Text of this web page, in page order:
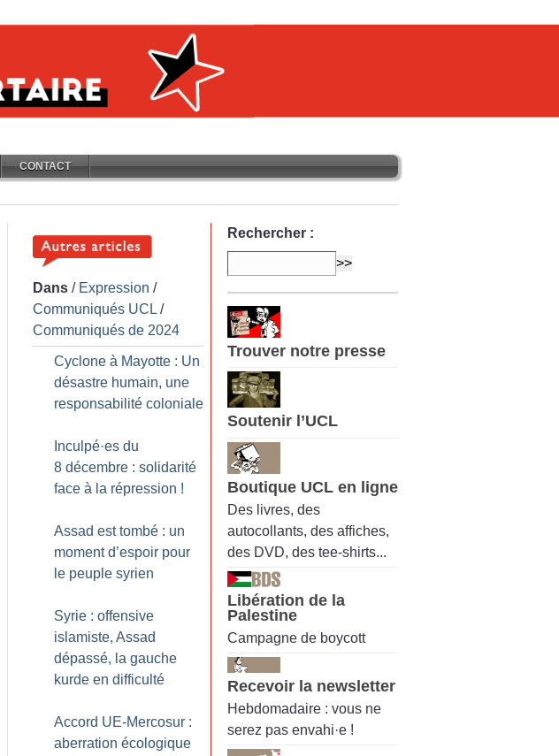
CONTACT
Dans / Expression /
Communiqués UCL /
Communiqués de 2024
Cyclone à Mayotte : Un
désastre humain, une
responsabilité coloniale
Inculpé·es du
8 décembre : solidarité
face à la répression !
Assad est tombé : un
moment d’espoir pour
le peuple syrien
Syrie : offensive
islamiste, Assad
dépassé, la gauche
kurde en difficulté
Accord UE-Mercosur :
aberration écologique
Rechercher :
Trouver notre presse
Soutenir l’UCL
Boutique UCL en ligne
Des livres, des
autocollants, des affiches,
des DVD, des tee-shirts...
Libération de la
Palestine
Campagne de boycott
Recevoir la newsletter
Hebdomadaire : vous ne
serez pas envahi·e !